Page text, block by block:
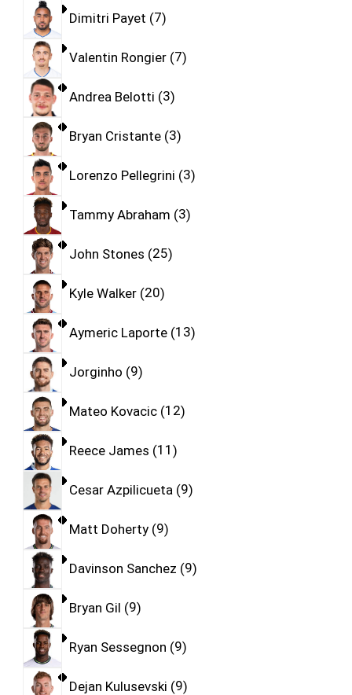
Dimitri Payet 7
Valentin Rongier 7
Andrea Belotti 3
Bryan Cristante 3
Lorenzo Pellegrini 3
Tammy Abraham 3
John Stones 25
Kyle Walker 20
Aymeric Laporte 13
Jorginho 9
Mateo Kovacic 12
Reece James 11
Cesar Azpilicueta 9
Matt Doherty 9
Davinson Sanchez 9
Bryan Gil 9
Ryan Sessegnon 9
Dejan Kulusevski 9